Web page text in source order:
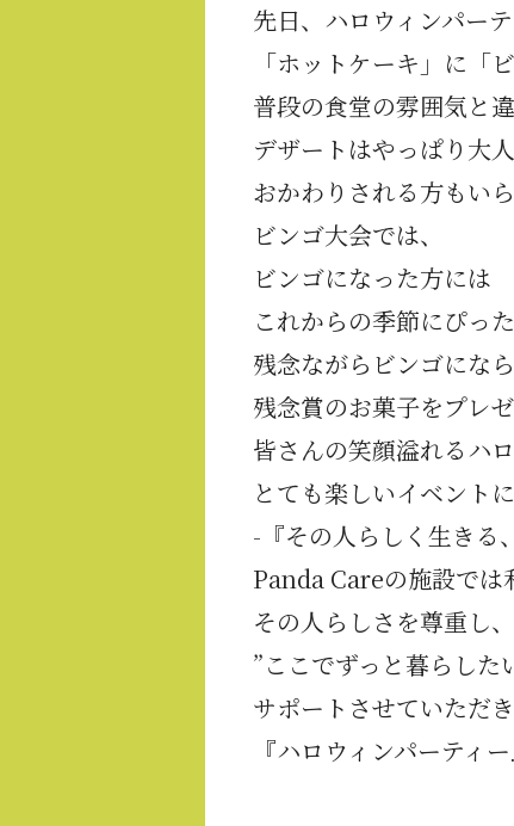
先日、ハロウィンパー
「ホットケーキ」に「
普段の食堂の雰囲気と
デザートはやっぱり大人
おかわりされる方もい
ビンゴ大会では、
ビンゴになった方には
これからの季節にぴっ
残念ながらビンゴにな
残念賞のお菓子をプレ
皆さんの笑顔溢れるハ
とても楽しいイベント
-『その人らしく生きる
Panda Careの施設では
その人らしさを尊重し
”ここでずっと暮らした
サポートさせていただき
『ハロウィンパーティ